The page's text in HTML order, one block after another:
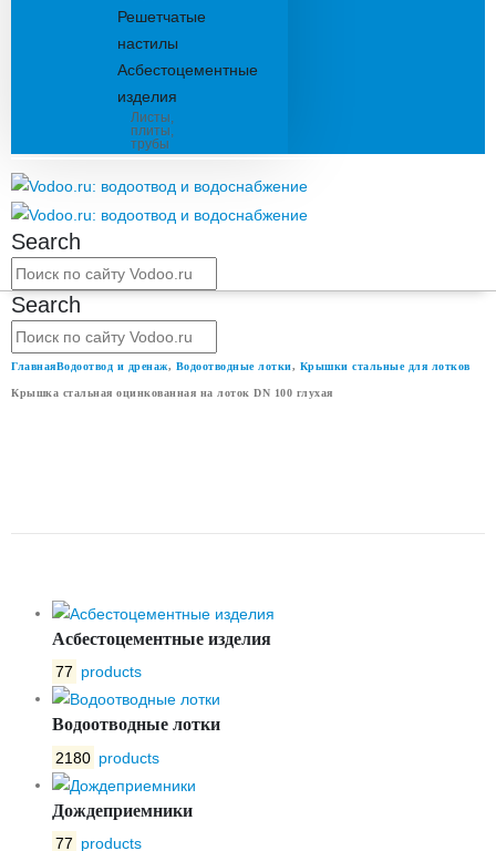
Решетчатые
настилы
Асбестоцементные
изделия
Листы,
плиты,
трубы
Search
Search
ГлавнаяВодоотвод и дренаж, Водоотводные лотки, Крышки стальные для лотков
Крышка стальная оцинкованная на лоток DN 100 глухая
Асбестоцементные изделия
77 products
Водоотводные лотки
2180 products
Дождеприемники
77 products